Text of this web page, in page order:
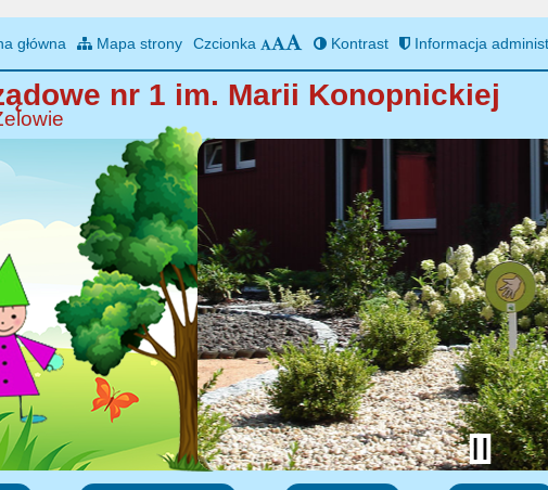
główna Mapa strony Czcionka Kontrast Informacja
nr 1 im. Marii Konopnickiej